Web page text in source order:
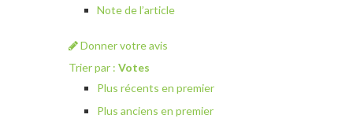
Note de l’article
Donner votre avis
Trier par : Votes
Plus récents en premier
Plus anciens en premier